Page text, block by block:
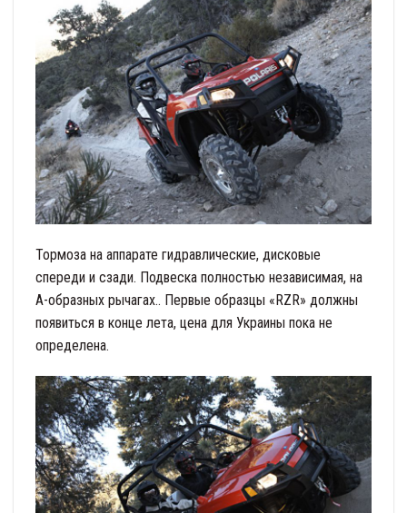
Тормоза на аппарате гидравлические, дисковые
спереди и сзади. Подвеска полностью независимая, на
А-образных рычагах.. Первые образцы «RZR» должны
появиться в конце лета, цена для Украины пока не
определена.